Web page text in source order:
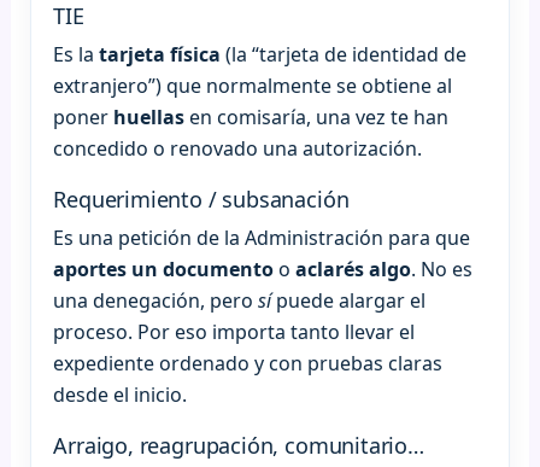
TIE
Es latarjeta física (la “tarjeta de identidad de
extranjero”) que normalmente se obtiene al
poner huellasen comisaría, una vez te han
concedido o renovado una autorización.
Requerimiento / subsanación
Es una petición de la Administración para que
aportes un documentooaclarés algo. No es
una denegación, perosípuede alargar el
proceso. Por eso importa tanto llevar el
expediente ordenado y con pruebas claras
desde el inicio.
Arraigo, reagrupación, comunitario…